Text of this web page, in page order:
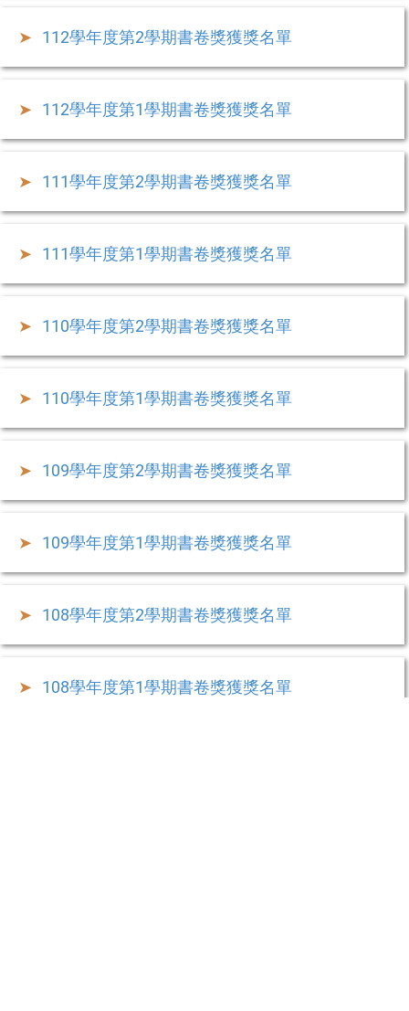
112學年度第2學期書卷獎獲獎名單
112學年度第1學期書卷獎獲獎名單
111學年度第2學期書卷獎獲獎名單
111學年度第1學期書卷獎獲獎名單
110學年度第2學期書卷獎獲獎名單
110學年度第1學期書卷獎獲獎名單
109學年度第2學期書卷獎獲獎名單
109學年度第1學期書卷獎獲獎名單
108學年度第2學期書卷獎獲獎名單
108學年度第1學期書卷獎獲獎名單